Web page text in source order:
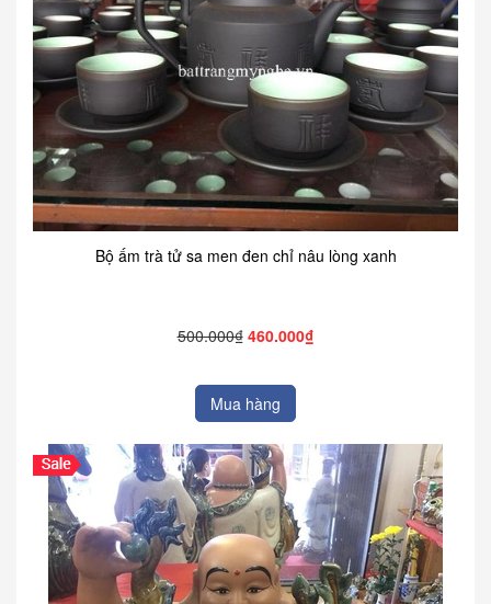
Bộ ấm trà tử sa men đen chỉ nâu lòng xanh
500.000₫ 460.000₫
Mua hàng